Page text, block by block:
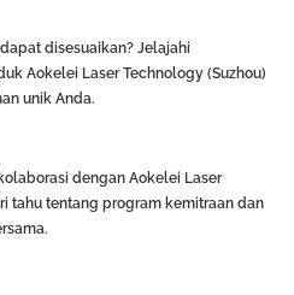
disesuaikan? Jelajahi
Aokelei Laser Technology (Suzhou)
unik Anda.
dengan Aokelei Laser
tahu tentang program kemitraan dan